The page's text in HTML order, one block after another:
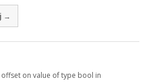
→
on value of type bool in